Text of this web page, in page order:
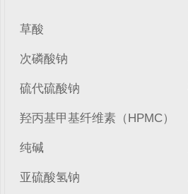
草酸
次磷酸钠
硫代硫酸钠
羟丙基甲基纤维素（HPMC）
纯碱
亚硫酸氢钠